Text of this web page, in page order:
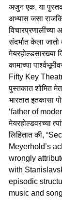
अजुन एक, या
अभ्यास जसा
विचारप्रणालींच्या
संदर्भात केला जातो
मेयरहोल्डसारख्या
कामाच्या
Fifty Key
पुस्तकात शोमित
भारतात इतकासा
‘father of
मेयरहोल्डवरच्या
लिहितात की,
Meyerhold’s
wrongly
with
episodic
music and